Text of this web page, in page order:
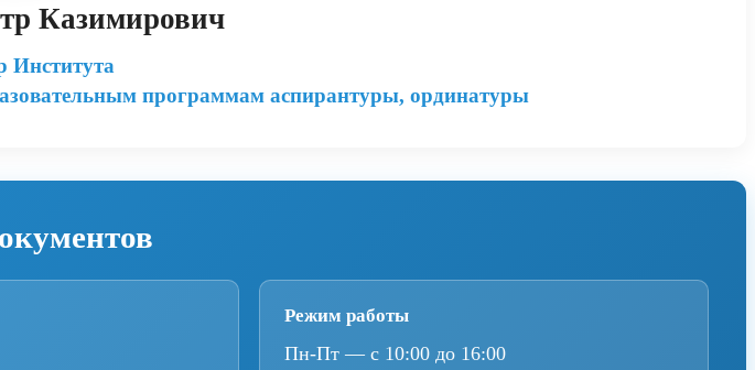
Казимирович
Института
программам аспирантуры, ординатуры
Режим работы
Пн-Пт — с 10:00 до 16:00